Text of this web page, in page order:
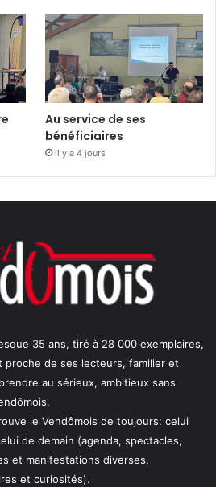
Au service de ses
bénéficiaires
il y a 4 jours
35 ans, tiré à 28 000 exemplaires,
proche de ses lecteurs, familier et
au sérieux, ambitieux sans
le Vendômois de toujours: celui
de demain (agenda, spectacles,
et manifestations diverses,
et curiosités).